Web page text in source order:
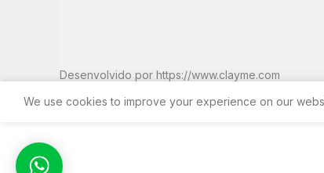
Desenvolvido por https://www.clayme.com
We use cookies to improve your experience on our